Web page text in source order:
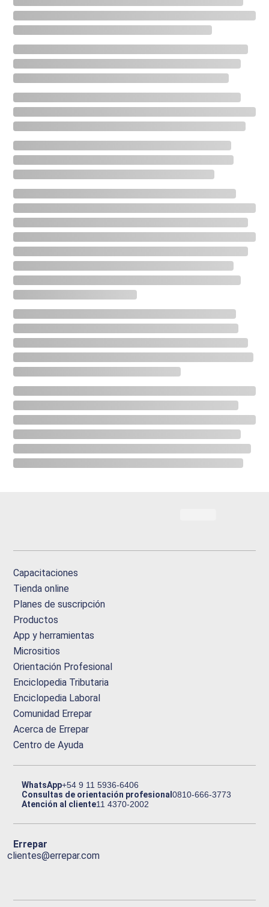
Capacitaciones
Tienda online
Planes de suscripción
Productos
App y herramientas
Micrositios
Orientación Profesional
Enciclopedia Tributaria
Enciclopedia Laboral
Comunidad Errepar
Acerca de Errepar
Centro de Ayuda
WhatsApp+54 9 11 5936-6406
Consultas de orientación profesional0810-666-3773
Atención al cliente11 4370-2002
Errepar
clientes@errepar.com